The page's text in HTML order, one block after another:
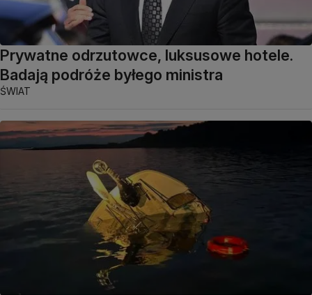
Prywatne odrzutowce, luksusowe hotele.
Badają podróże byłego ministra
ŚWIAT